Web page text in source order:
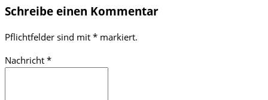
Schreibe einen Kommentar
Pflichtfelder sind mit * markiert.
Nachricht *